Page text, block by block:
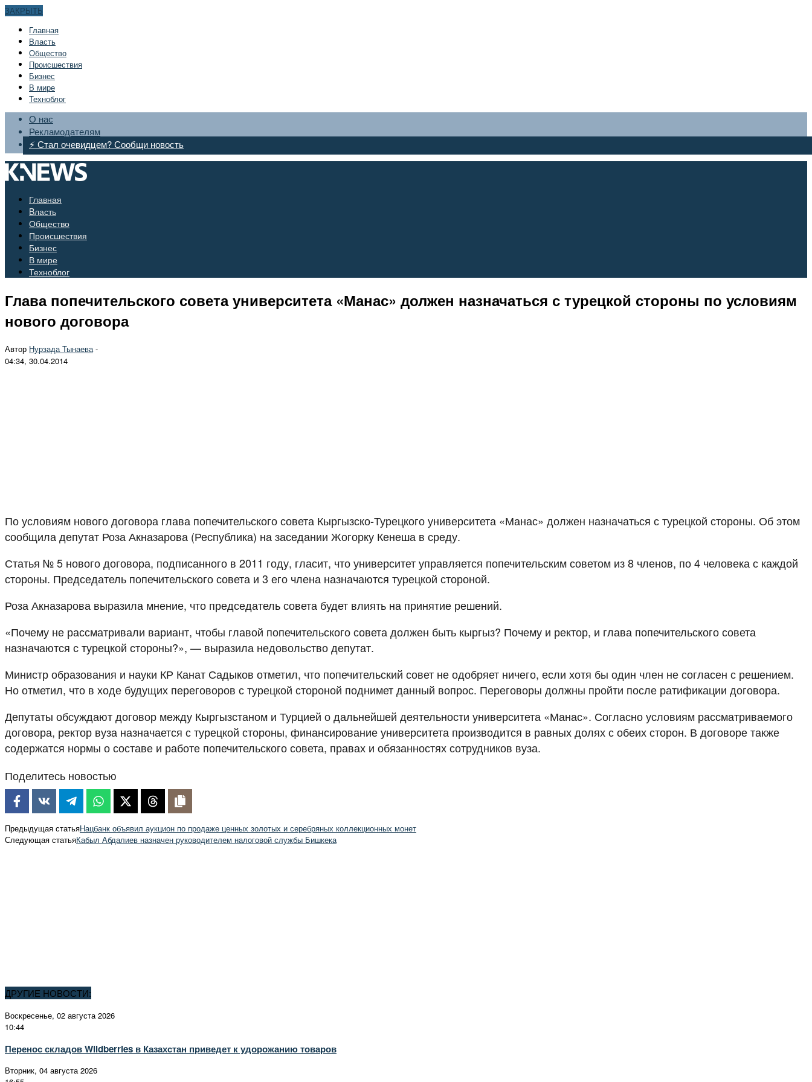
ЗАКРЫТЬ
Главная
Bласть
Общество
Происшествия
Бизнес
В мире
Техноблог
О нас
Рекламодателям
⚡ Стал очевидцем? Сообщи новость
Главная
Bласть
Общество
Происшествия
Бизнес
В мире
Техноблог
Глава попечительского совета университета «Манас» должен назначаться с турецкой стороны по условиям
нового договора
Автор Нурзада Тынаева-
04:34, 30.04.2014
По условиям нового договора глава попечительского совета Кыргызско-Турецкого университета «Манас» должен назначаться с турецкой стороны. Об этом
сообщила депутат Роза Акназарова (Республика) на заседании Жогорку Кенеша в среду.
Статья № 5 нового договора, подписанного в 2011 году, гласит, что университет управляется попечительским советом из 8 членов, по 4 человека с каждой
стороны. Председатель попечительского совета и 3 его члена назначаются турецкой стороной.
Роза Акназарова выразила мнение, что председатель совета будет влиять на принятие решений.
«Почему не рассматривали вариант, чтобы главой попечительского совета должен быть кыргыз? Почему и ректор, и глава попечительского совета
назначаются с турецкой стороны?», — выразила недовольство депутат.
Министр образования и науки КР Канат Садыков отметил, что попечительский совет не одобряет ничего, если хотя бы один член не согласен с решением.
Но отметил, что в ходе будущих переговоров с турецкой стороной поднимет данный вопрос. Переговоры должны пройти после ратификации договора.
Депутаты обсуждают договор между Кыргызстаном и Турцией о дальнейшей деятельности университета «Манас». Согласно условиям рассматриваемого
договора, ректор вуза назначается с турецкой стороны, финансирование университета производится в равных долях с обеих сторон. В договоре также
содержатся нормы о составе и работе попечительского совета, правах и обязанностях сотрудников вуза.
Поделитесь новостью
Предыдущая статьяНацбанк объявил аукцион по продаже ценных золотых и серебряных коллекционных монет
Следующая статьяКабыл Абдалиев назначен руководителем налоговой службы Бишкека
ДРУГИЕ НОВОСТИ:
Воскресенье, 02 августа 2026
10:44
Перенос складов Wildberries в Казахстан приведет к удорожанию товаров
Вторник, 04 августа 2026